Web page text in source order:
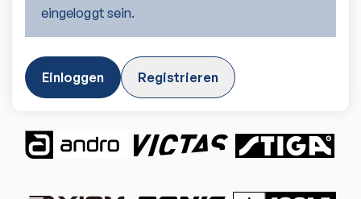
eingeloggt sein.
Einloggen Registrieren